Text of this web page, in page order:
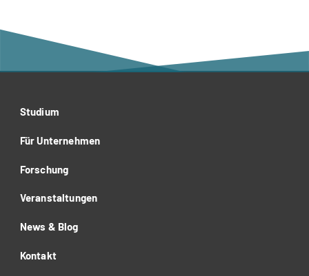
Studium
Für Unternehmen
Forschung
Veranstaltungen
News & Blog
Kontakt